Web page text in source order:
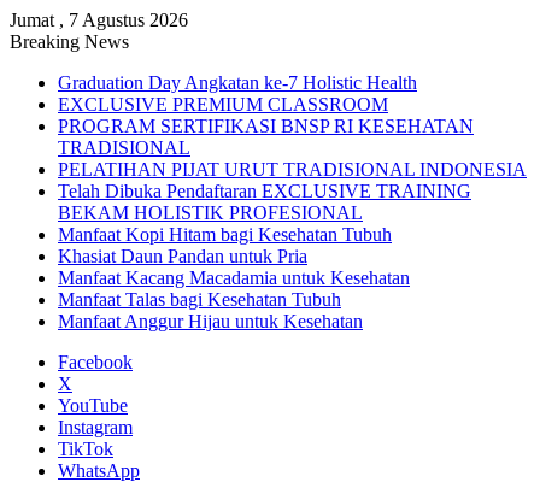
Jumat , 7 Agustus 2026
Breaking News
Graduation Day Angkatan ke-7 Holistic Health
EXCLUSIVE PREMIUM CLASSROOM
PROGRAM SERTIFIKASI BNSP RI KESEHATAN
TRADISIONAL
PELATIHAN PIJAT URUT TRADISIONAL INDONESIA
Telah Dibuka Pendaftaran EXCLUSIVE TRAINING
BEKAM HOLISTIK PROFESIONAL
Manfaat Kopi Hitam bagi Kesehatan Tubuh
Khasiat Daun Pandan untuk Pria
Manfaat Kacang Macadamia untuk Kesehatan
Manfaat Talas bagi Kesehatan Tubuh
Manfaat Anggur Hijau untuk Kesehatan
Facebook
X
YouTube
Instagram
TikTok
WhatsApp